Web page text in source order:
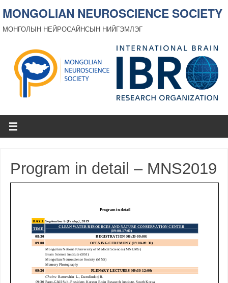
MONGOLIAN NEUROSCIENCE SOCIETY
МОНГОЛЫН НЕЙРОСАЙНСЫН НИЙГЭМЛЭГ
Program in detail – MNS2019